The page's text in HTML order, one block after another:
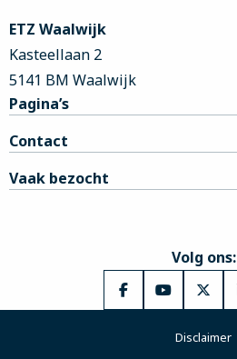
ETZ Waalwijk
Kasteellaan 2
5141 BM Waalwijk
Pagina’s
Contact
Vaak bezocht
Volg ons:
Ga
Facebook
Ga
YouTube
Ga
X
Disclaimer